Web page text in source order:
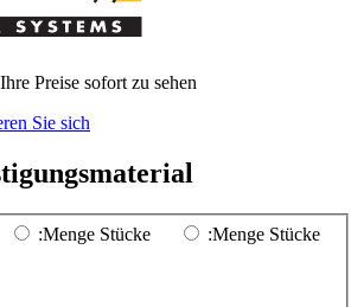
Preise sofort zu sehen
Sie sich
:Menge Stücke :Menge Stücke